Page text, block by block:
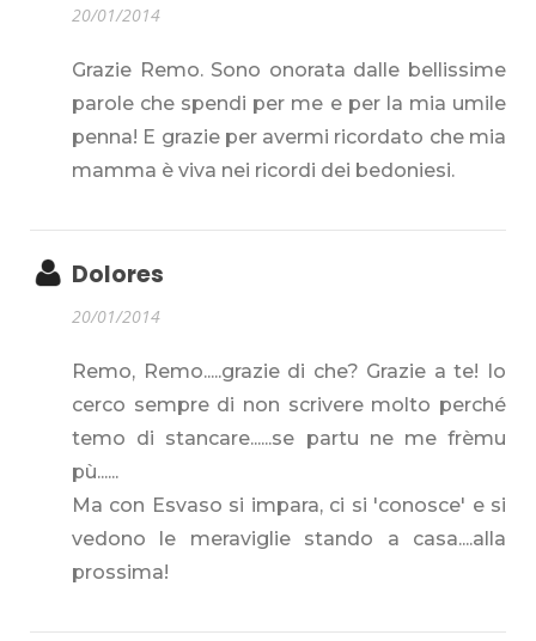
20/01/2014
Grazie Remo. Sono onorata dalle bellissime
parole che spendi per me e per la mia umile
penna! E grazie per avermi ricordato che mia
mamma è viva nei ricordi dei bedoniesi.
Dolores
20/01/2014
Remo, Remo.....grazie di che? Grazie a te! Io
cerco sempre di non scrivere molto perché
temo di stancare......se partu ne me frèmu
pù......
Ma con Esvaso si impara, ci si 'conosce' e si
vedono le meraviglie stando a casa....alla
prossima!